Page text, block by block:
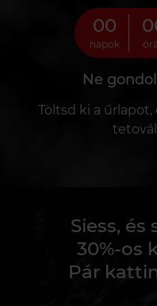
00
napok
Ne
Töltsd ki a
Siess, és
30%-os
Pár